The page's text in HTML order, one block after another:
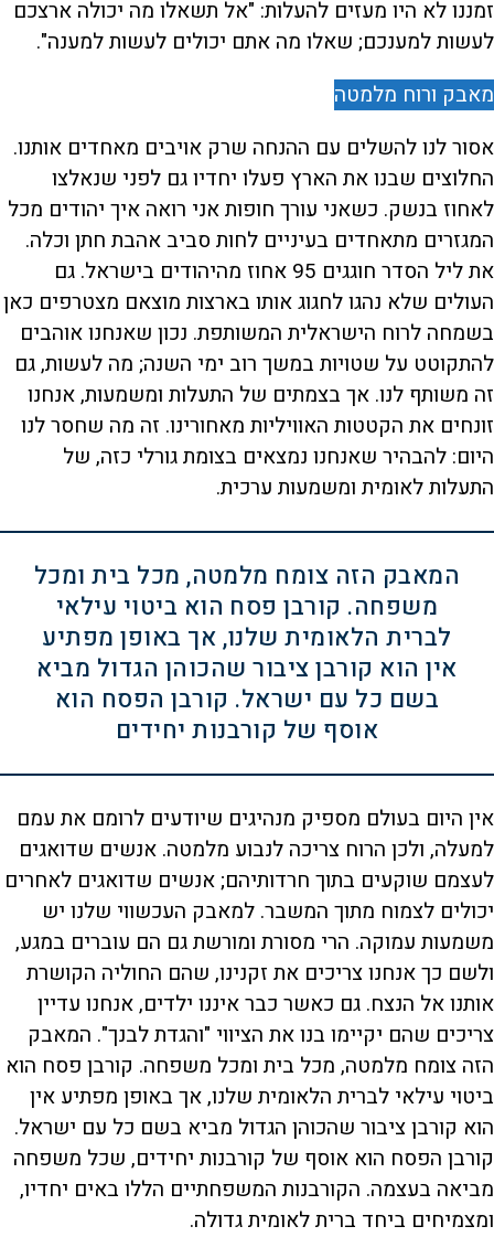
זמננו לא היו מעזים להעלות: "אל תשאלו מה יכולה ארצכם
לעשות למענכם; שאלו מה אתם יכולים לעשות למענה".
מאבק ורוח מלמטה
אסור לנו להשלים עם ההנחה שרק אויבים מאחדים אותנו.
החלוצים שבנו את הארץ פעלו יחדיו גם לפני שנאלצו
לאחוז בנשק. כשאני עורך חופות אני רואה איך יהודים מכל
המגזרים מתאחדים בעיניים לחות סביב אהבת חתן וכלה.
את ליל הסדר חוגגים 95 אחוז מהיהודים בישראל. גם
העולים שלא נהגו לחגוג אותו בארצות מוצאם מצטרפים כאן
בשמחה לרוח הישראלית המשותפת. נכון שאנחנו אוהבים
להתקוטט על שטויות במשך רוב ימי השנה; מה לעשות, גם
זה משותף לנו. אך בצמתים של התעלות ומשמעות, אנחנו
זונחים את הקטטות האוויליות מאחורינו. זה מה שחסר לנו
היום: להבהיר שאנחנו נמצאים בצומת גורלי כזה, של
התעלות לאומית ומשמעות ערכית.
המאבק הזה צומח מלמטה, מכל בית ומכל
משפחה. קורבן פסח הוא ביטוי עילאי
לברית הלאומית שלנו, אך באופן מפתיע
אין הוא קורבן ציבור שהכוהן הגדול מביא
בשם כל עם ישראל. קורבן הפסח הוא
אוסף של קורבנות יחידים
אין היום בעולם מספיק מנהיגים שיודעים לרומם את עמם
למעלה, ולכן הרוח צריכה לנבוע מלמטה. אנשים שדואגים
לעצמם שוקעים בתוך חרדותיהם; אנשים שדואגים לאחרים
יכולים לצמוח מתוך המשבר. למאבק העכשווי שלנו יש
משמעות עמוקה. הרי מסורת ומורשת גם הם עוברים במגע,
ולשם כך אנחנו צריכים את זקנינו, שהם החוליה הקושרת
אותנו אל הנצח. גם כאשר כבר איננו ילדים, אנחנו עדיין
צריכים שהם יקיימו בנו את הציווי "והגדת לבנך". המאבק
הזה צומח מלמטה, מכל בית ומכל משפחה. קורבן פסח הוא
ביטוי עילאי לברית הלאומית שלנו, אך באופן מפתיע אין
הוא קורבן ציבור שהכוהן הגדול מביא בשם כל עם ישראל.
קורבן הפסח הוא אוסף של קורבנות יחידים, שכל משפחה
מביאה בעצמה. הקורבנות המשפחתיים הללו באים יחדיו,
ומצמיחים ביחד ברית לאומית גדולה.